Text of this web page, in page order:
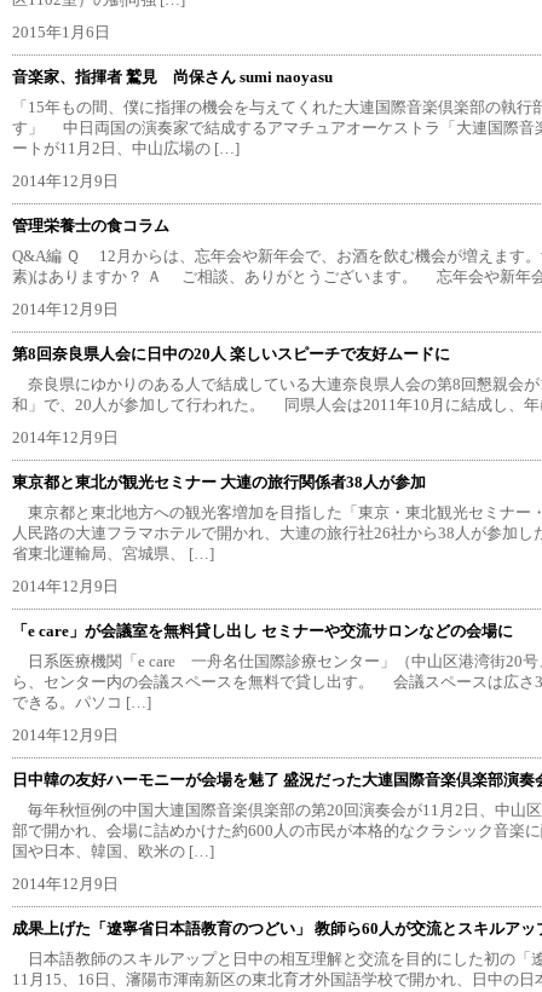
2015年1月6日
音楽家、指揮者 鷲見 尚保さん sumi naoyasu
「15年もの間、僕に指揮の機会を与えてくれた大連国際音楽倶楽部の執
す」 中日両国の演奏家で結成するアマチュアオーケストラ「大連国際音
ートが11月2日、中山広場の […]
2014年12月9日
管理栄養士の食コラム
Q&A編 Ｑ 12月からは、忘年会や新年会で、お酒を飲む機会が増えます
素)はありますか？ Ａ ご相談、ありがとうございます。 忘年会や新年
2014年12月9日
第8回奈良県人会に日中の20人 楽しいスピーチで友好ムードに
奈良県にゆかりのある人で結成している大連奈良県人会の第8回懇親会
和」で、20人が参加して行われた。 同県人会は2011年10月に結成し、
2014年12月9日
東京都と東北が観光セミナー 大連の旅行関係者38人が参加
東京都と東北地方への観光客増加を目指した「東京・東北観光セミナー
人民路の大連フラマホテルで開かれ、大連の旅行社26社から38人が参加
省東北運輸局、宮城県、 […]
2014年12月9日
「e care」が会議室を無料貸し出し セミナーや交流サロンなどの会場に
日系医療機関「e care 一舟名仕国際診療センター」（中山区港湾街20号
ら、センター内の会議スペースを無料で貸し出す。 会議スペースは広さ
できる。パソコ […]
2014年12月9日
日中韓の友好ハーモニーが会場を魅了 盛況だった大連国際音楽倶楽部演奏
毎年秋恒例の中国大連国際音楽倶楽部の第20回演奏会が11月2日、中山
部で開かれ、会場に詰めかけた約600人の市民が本格的なクラシック音
国や日本、韓国、欧米の […]
2014年12月9日
成果上げた「遼寧省日本語教育のつどい」 教師ら60人が交流とスキルアッ
日本語教師のスキルアップと日中の相互理解と交流を目的にした初の「
11月15、16日、瀋陽市渾南新区の東北育才外国語学校で開かれ、日中の